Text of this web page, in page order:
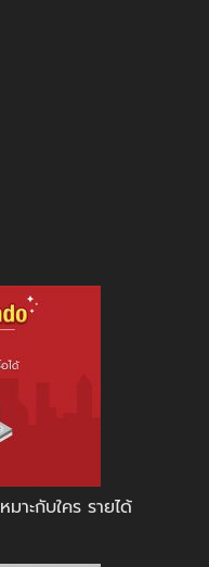
าะกับใคร รายได้